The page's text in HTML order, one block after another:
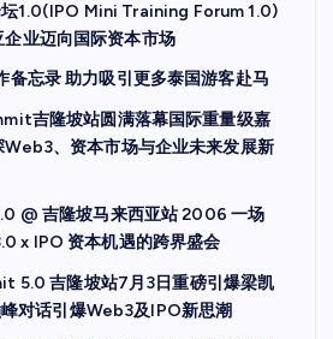
1.0(IPO Mini Training Forum 1.0)
企业迈向国际资本市场
备忘录 助力吸引更多泰国游客赴马
吉隆坡站圆满落幕国际重量级嘉
Web3、资本市场与企业未来发展新
@ 吉隆坡马来西亚站 2006 一场
x IPO 资本机遇的跨界盛会
5.0 吉隆坡站7月3日重磅引爆梁凯
对话引爆Web3及IPO新思潮